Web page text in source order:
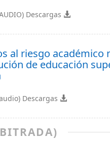
Descargas
al riesgo académico
de educación
Descargas